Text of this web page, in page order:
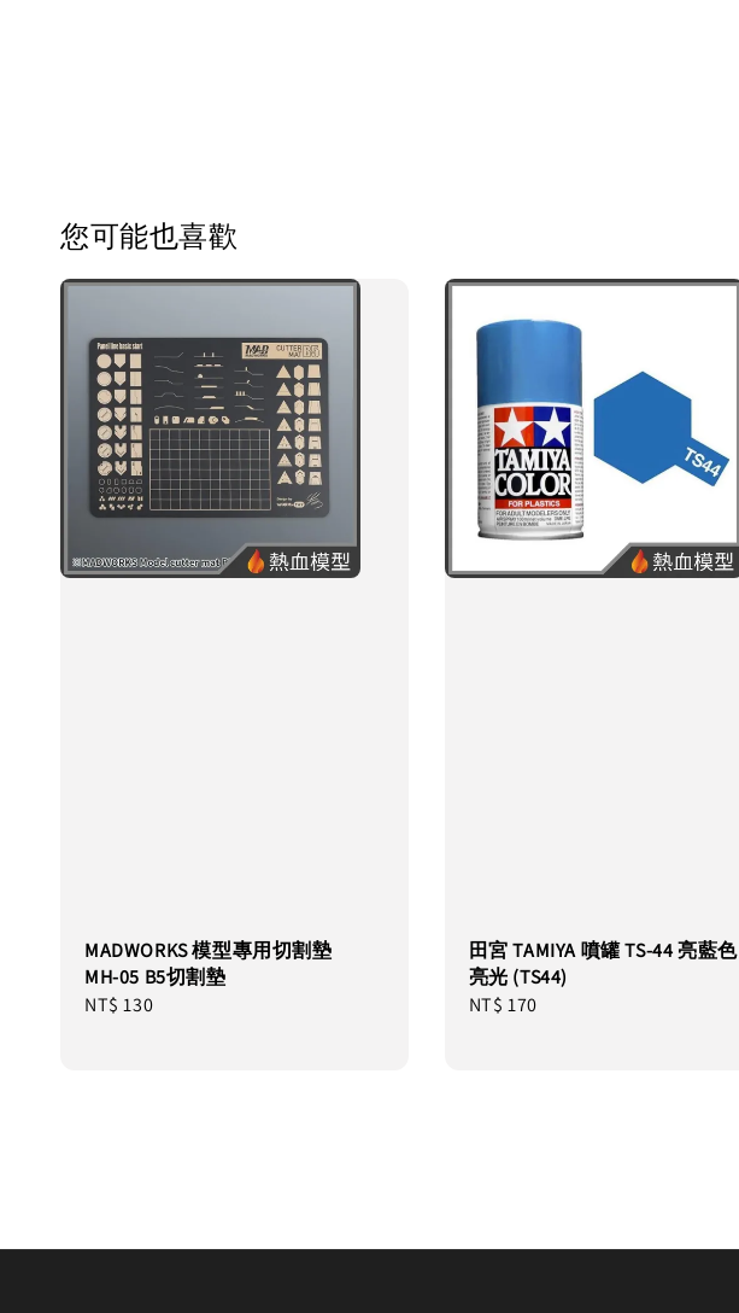
您可能也喜歡
MADWORKS 模型專用切割墊
MH-05 B5切割墊
Regular
NT$ 130
田宮 TAMIYA 噴罐 TS-44 亮藍色
亮光 (TS44)
Regular
NT$ 170